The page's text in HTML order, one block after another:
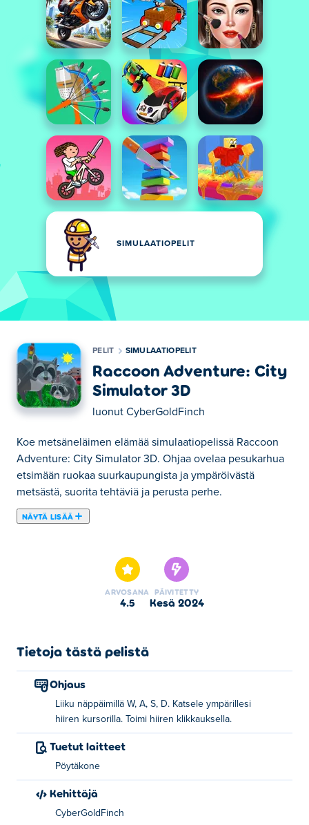
SIMULAATIOPELIT
PELIT SIMULAATIOPELIT
Raccoon Adventure: City
Simulator 3D
luonut CyberGoldFinch
Koe metsäneläimen elämää simulaatiopelissä Raccoon
Adventure: City Simulator 3D. Ohjaa ovelaa pesukarhua
etsimään ruokaa suurkaupungista ja ympäröivästä
metsästä, suorita tehtäviä ja perusta perhe.
NÄYTÄ LISÄÄ
yksi valitsemistamme Simulaatiopelit -kategorian
ARVOSANA
4.5
PÄIVITETTY
kesä 2024
Tietoja tästä pelistä
Ohjaus
Liiku näppäimillä W, A, S, D. Katsele ympärillesi
hiiren kursorilla. Toimi hiiren klikkauksella.
Tuetut laitteet
Pöytäkone
Kehittäjä
CyberGoldFinch